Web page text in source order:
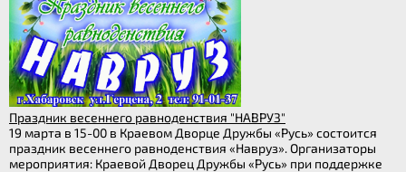
Праздник весеннего равноденствия "НАВРУЗ"
19 марта в 15-00 в Краевом Дворце Дружбы «Русь» состоится
праздник весеннего равноденствия «Навруз». Организаторы
мероприятия: Краевой Дворец Дружбы «Русь» при поддержке